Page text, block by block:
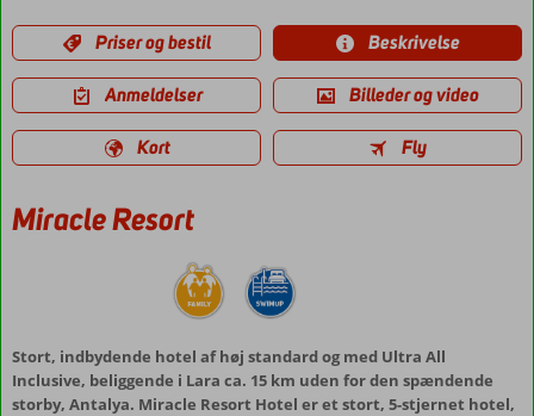
Priser og bestil Beskrivelse
Anmeldelser Billeder og video
Kort Fly
Miracle Resort
Stort, indbydende hotel af høj standard og med Ultra All
Inclusive, beliggende i Lara ca. 15 km uden for den spændende
storby, Antalya. Miracle Resort Hotel er et stort, 5-stjernet hotel,